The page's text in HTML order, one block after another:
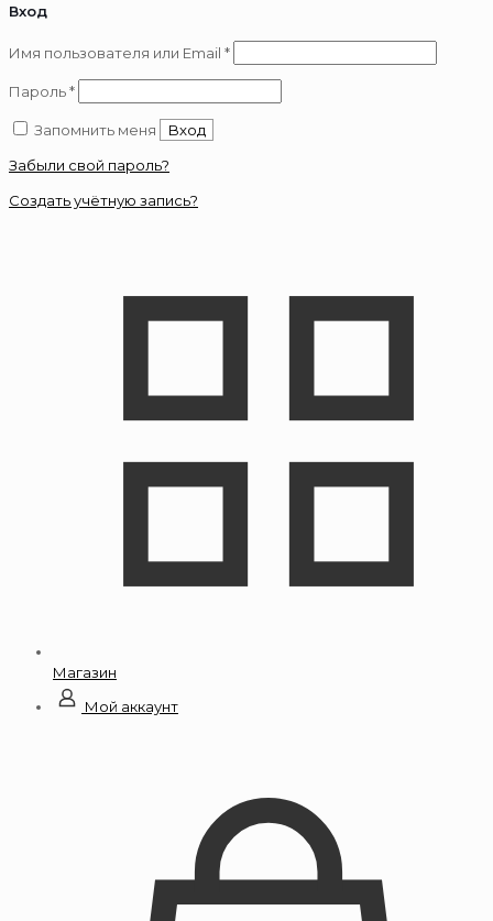
Вход
Имя пользователя или Email *Обязательно
Пароль*Обязательно
Запомнить меня
Вход
Забыли свой пароль?
Создать учётную запись?
Магазин
Мой аккаунт